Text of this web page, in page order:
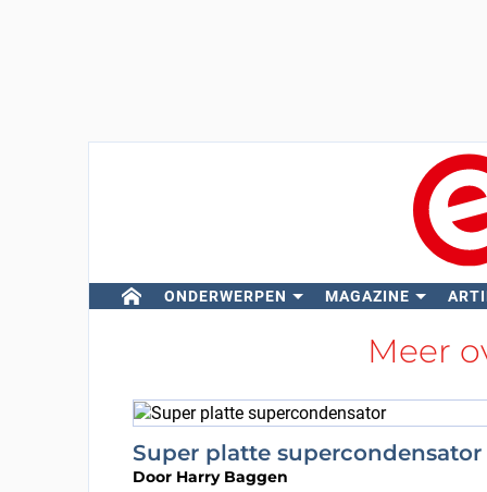
ONDERWERPEN MAGAZINE
Meer
Super platte supercondensator
Door Harry Baggen